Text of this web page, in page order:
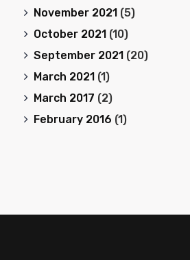
November 2021 (5)
October 2021 (10)
September 2021 (20)
March 2021 (1)
March 2017 (2)
February 2016 (1)